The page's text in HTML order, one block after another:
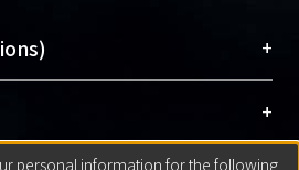
加速研究發展、提升研究影響
點選深入了解OA）
非匯入者所有，或由第三方贊
確認該版權所有者及第三方同
the submission is your
that you have the right to
+
Guide)
Manual)
+
personal information for the following